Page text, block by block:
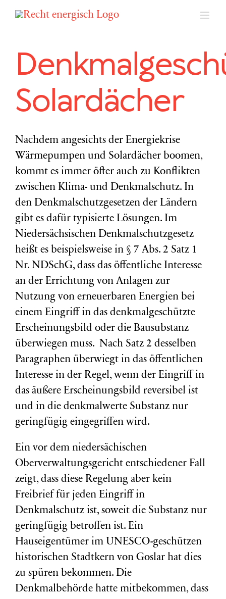
Solardächer
Nachdem angesichts der Energiekrise
Wärmepumpen und Solardächer boomen,
kommt es immer öfter auch zu Konflikten
zwischen Klima- und Denkmalschutz. In
den Denkmalschutzgesetzen der Ländern
gibt es dafür typisierte Lösungen. Im
Niedersächsischen Denkmalschutzgesetz
heißt es beispielsweise in § 7 Abs. 2 Satz 1
Nr. NDSchG, dass das öffentliche Interesse
an der Errichtung von Anlagen zur
Nutzung von erneuerbaren Energien bei
einem Eingriff in das denkmalgeschützte
Erscheinungsbild oder die Bausubstanz
überwiegen muss. Nach Satz 2 desselben
Paragraphen überwiegt in das öffentlichen
Interesse in der Regel, wenn der Eingriff in
das äußere Erscheinungsbild reversibel ist
und in die denkmalwerte Substanz nur
geringfügig eingegriffen wird.
Ein vor dem niedersächischen
Oberverwaltungsgericht entschiedener Fall
zeigt, dass diese Regelung aber kein
Freibrief für jeden Eingriff in
Denkmalschutz ist, soweit die Substanz nur
geringfügig betroffen ist. Ein
Hauseigentümer im UNESCO-geschützen
historischen Stadtkern von Goslar hat dies
zu spüren bekommen. Die
Denkmalbehörde hatte mitbekommen, dass